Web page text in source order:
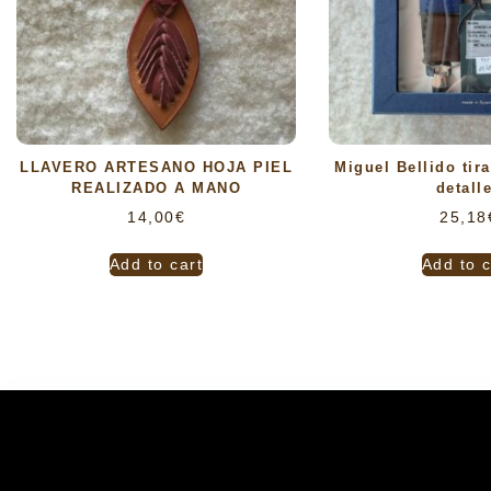
LLAVERO ARTESANO HOJA PIEL
REALIZADO A MANO
14,00€
Add to cart
Miguel Bellido
25,18
Add to